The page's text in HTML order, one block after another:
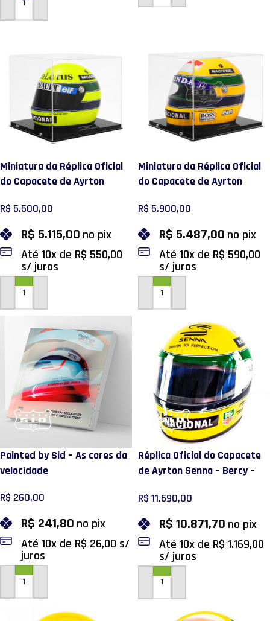
Miniatura da Réplica Oficial
do Capacete de Ayrton
R$ 5.500,00
R$ 5.115,00 no pix
Até 10x de R$ 550,00
s/ juros
ADICIONAR AO CARRINHO
Miniatura da Réplica Oficial
do Capacete de Ayrton
R$ 5.900,00
R$ 5.487,00 no pix
Até 10x de R$ 590,00
s/ juros
ADICIONAR AO CARRINHO
Painted by Sid – As cores da
velocidade
R$ 260,00
R$ 241,80 no pix
Até 10x de R$ 26,00 s/
juros
ADICIONAR AO CARRINHO
Réplica Oficial do Capacete
de Ayrton Senna – Bercy –
R$ 11.690,00
R$ 10.871,70 no pix
Até 10x de R$ 1.169,00
s/ juros
ADICIONAR AO CARRINHO